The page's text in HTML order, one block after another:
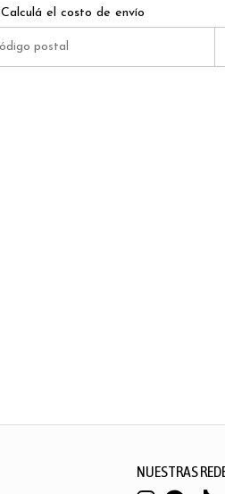
Calculá el costo de envío
NUESTRAS